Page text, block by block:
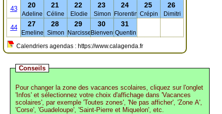
43 20
Adeline
21
Céline
22
Elodie
23
Simon
24
Florentin
25
Crépin
26
Dimitri
44 27
Emeline
28
Simon
29
Narcisse
30
Bienvenue
31
Quentin
Calendriers agendas : https://www.calagenda.fr
Conseils
Pour changer la zone des vacances scolaires, cliquez sur l'onglet
'Infos' et sélectionnez votre choix d'affichage dans 'Vacances
scolaires', par exemple 'Toutes zones', 'Ne pas afficher', 'Zone A',
'Corse', 'Guadeloupe', 'Saint-Pierre et Miquelon', etc.